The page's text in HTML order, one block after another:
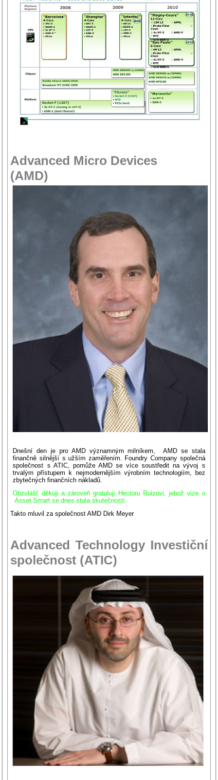
Advanced Micro Devices
(AMD)
Dnešní den je pro AMD významným milníkem, AMD se stala
finančně silnější s užším zaměřením. Foundry Company společná
společnost s ATIC, pomůže AMD se více soustředit na vývoj s
trvalým přístupem k nejmodernějším výrobním technologiím, bez
zbytečných finančních nákladů.
Obzvlášť děkuji a zároveň gratuluji Hectoru Ruizovi, jehožvize o
Asset Smart se dnes stala skutečností.
Takto mluvil za společnost AMD Dirk Meyer
Advanced Technology Investiční
společnost (ATIC)